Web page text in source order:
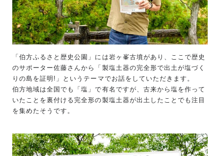
「伯方ふるさと歴史公園」には岩ヶ峯古墳があり、ここで歴史
のサポーター佐藤さんから「製塩土器の完全形で出土が塩づく
りの島を証明!」というテーマでお話をしていただきます。
伯方地域は全国でも「塩」で有名ですが、古来から塩を作って
いたことを裏付ける完全形の製塩土器が出土したことでも注目
を集めたそうです。